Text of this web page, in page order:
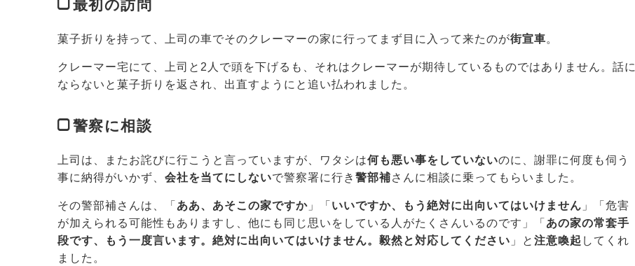
最初の訪問
菓子折りを持って、上司の車でそのクレーマーの家に行ってまず目に入って来たのが街宣車。
クレーマー宅にて、上司と2人で頭を下げるも、それはクレーマーが期待しているものではありません。話に
ならないと菓子折りを返され、出直すようにと追い払われました。
警察に相談
上司は、またお詫びに行こうと言っていますが、ワタシは何も悪い事をしていないのに、謝罪に何度も伺う
事に納得がいかず、 会社を当てにしないで警察署に行き 警部補さんに相談に乗ってもらいました。
その警部補さんは、「 ああ、あそこの家ですか 」「 いいですか、もう絶対に出向いてはいけません 」「危害
が加えられる可能性もありますし、他にも同じ思いをしている人がたくさんいるのです」「 あの家の常套手
段です、もう一度言います。絶対に出向いてはいけません。毅然と対応してください 」と 注意喚起 してくれ
ました。